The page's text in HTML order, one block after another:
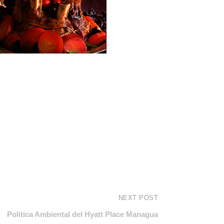
NEXT POST
Politica Ambiental del Hyatt Place Managua